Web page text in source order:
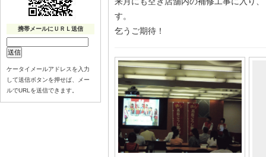
す。
乞うご期待！
携帯メールにＵＲＬ送信
ケータイメールアドレスを入力
して送信ボタンを押せば、メー
ルでURLを送信できます。